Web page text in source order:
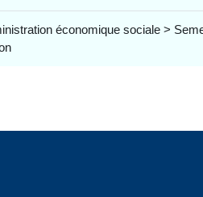
économique sociale >